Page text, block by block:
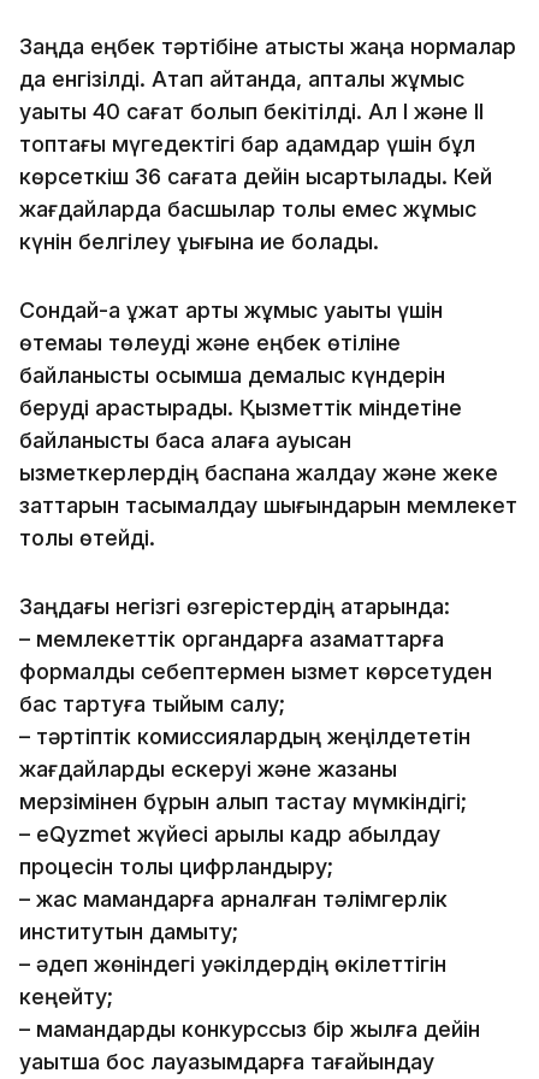
Заңда еңбек тәртібіне қатысты жаңа нормалар
да енгізілді. Атап айтқанда, апталық жұмыс
уақыты 40 сағат болып бекітілді. Ал I және II
топтағы мүгедектігі бар адамдар үшін бұл
көрсеткіш 36 сағатқа дейін қысқартылады. Кей
жағдайларда басшылар толық емес жұмыс
күнін белгілеу құқығына ие болады.
Сондай-ақ құжат артық жұмыс уақыты үшін
өтемақы төлеуді және еңбек өтіліне
байланысты қосымша демалыс күндерін
беруді қарастырады. Қызметтік міндетіне
байланысты басқа қалаға ауысқан
қызметкерлердің баспана жалдау және жеке
заттарын тасымалдау шығындарын мемлекет
толық өтейді.
Заңдағы негізгі өзгерістердің қатарында:
– мемлекеттік органдарға азаматтарға
формалды себептермен қызмет көрсетуден
бас тартуға тыйым салу;
– тәртіптік комиссиялардың жеңілдететін
жағдайларды ескеруі және жазаны
мерзімінен бұрын алып тастау мүмкіндігі;
– eQyzmet жүйесі арқылы кадр қабылдау
процесін толық цифрландыру;
– жас мамандарға арналған тәлімгерлік
институтын дамыту;
– әдеп жөніндегі уәкілдердің өкілеттігін
кеңейту;
– мамандарды конкурссыз бір жылға дейін
уақытша бос лауазымдарға тағайындау